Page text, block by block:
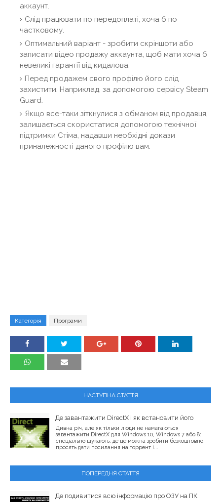
аккаунт.
Слід працювати по передоплаті, хоча б по
частковому.
Оптимальний варіант - зробити скріншоти або
записати відео продажу аккаунта, щоб мати хоча б
невеликі гарантії від кидалова.
Перед продажем свого профілю його слід
захистити. Наприклад, за допомогою сервісу Steam
Guard.
Якщо все-таки зіткнулися з обманом від продавця,
залишається скористатися допомогою технічної
підтримки Стіма, надавши необхідні докази
приналежності даного профілю вам.
Категорія Програми
НАСТУПНА СТАТТЯ
Де завантажити DirectX і як встановити його
Дивна річ, але як тільки люди не намагаються
завантажити DirectX для Windows 10, Windows 7 або 8:
спеціально шукають, де це можна зробити безкоштовно,
просять дати посилання на торрент і...
ПОПЕРЕДНЯ СТАТТЯ
Де подивитися всю інформацію про ОЗУ на ПК